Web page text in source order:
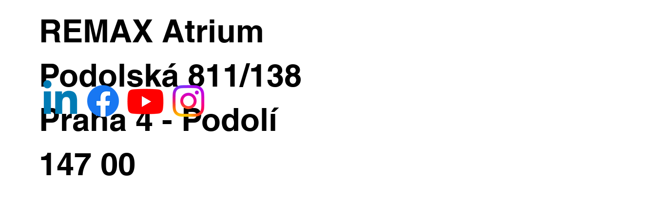
REMAX Atrium
Podolská 811/138
Praha 4 - Podolí
147 00